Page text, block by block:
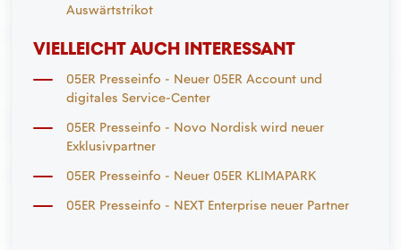
Auswärtstrikot
VIELLEICHT AUCH INTERESSANT
05ER Presseinfo - Neuer 05ER Account und
digitales Service-Center
05ER Presseinfo - Novo Nordisk wird neuer
Exklusivpartner
05ER Presseinfo - Neuer 05ER KLIMAPARK
05ER Presseinfo - NEXT Enterprise neuer Partner